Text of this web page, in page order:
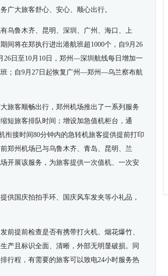
广大旅客舒心、安心、顺心出行。
乌鲁木齐、昆明、深圳、广州、海口、上
间将在郑执行进出港航班超1000个，自9月26
日至10月10日，郑州 —深圳航线每日增加一
；自9月27日起恢复广州 —郑州 —乌兰察布航
旅客顺畅出行，郑州机场推出了一系列服务
短旅客排队时间；增设加急值机柜台，通
衔接时间80分钟内的急转机旅客提供提前打印
郑州机场已与乌鲁木齐、青岛、昆明、兰
开展该服务，为旅客提供一次值机、一次安
供国庆拍拍手环、国庆风车发夹等小礼品，
前提前检查是否有携带打火机、烟花爆竹、
产且标识全面、清晰，外部无明显破损。同
行程，有需要的旅客可以致电24小时服务热